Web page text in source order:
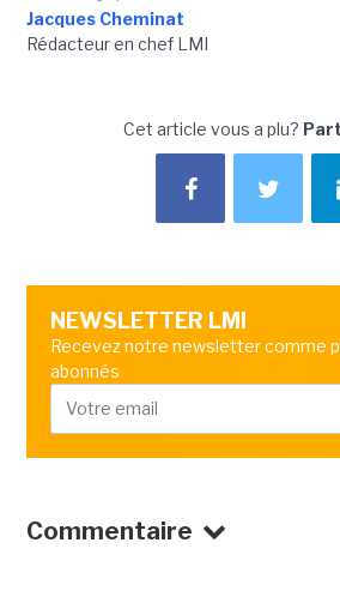
Jacques Cheminat
Rédacteur en chef LMI
Cet article vous a plu?
NEWSLETTER LMI
Recevez notre newsletter comme
abonnés
Commentaire